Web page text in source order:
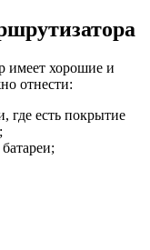
имеет хорошие и
отнести:
где есть покрытие